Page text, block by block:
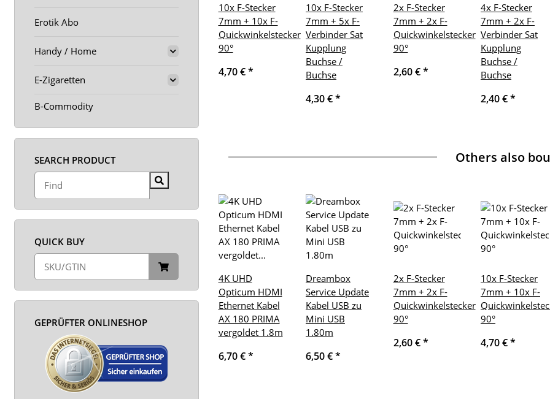
10x F-Stecker
7mm + 10x F-
Quickwinkelstecker
90°
4,70 €*
10x F-Stecker
7mm + 5x F-
Verbinder Sat
Kupplung
Buchse /
Buchse
4,30 €*
2x F-Stecker
7mm + 2x F-
Quickwinkelstecker
90°
2,60 €*
4x F-Stecker
7mm + 2x F-
Verbinder Sat
Kupplung
Buchse /
Buchse
2,40 €*
Others also
4K UHD
Opticum HDMI
Ethernet Kabel
AX 180 PRIMA
vergoldet 1.8m
6,70 €*
Dreambox
Service Update
Kabel USB zu
Mini USB
1.80m
6,50 €*
2x F-Stecker
7mm + 2x F-
Quickwinkelstecker
90°
2,60 €*
10x F-Stecker
7mm + 10x F-
90°
4,70 €*
Erotik Abo
Handy / Home
E-Zigaretten
B-Commodity
SEARCH PRODUCT
QUICK BUY
GEPRÜFTER ONLINESHOP